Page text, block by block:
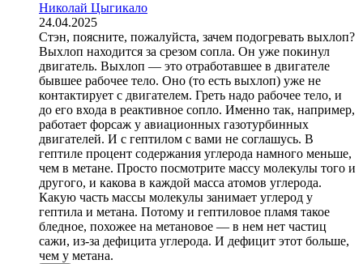
Николай Цыгикало
24.04.2025
Стэн, поясните, пожалуйста, зачем подогревать выхлоп?
Выхлоп находится за срезом сопла. Он уже покинул
двигатель. Выхлоп — это отработавшее в двигателе
бывшее рабочее тело. Оно (то есть выхлоп) уже не
контактирует с двигателем. Греть надо рабочее тело, и
до его входа в реактивное сопло. Именно так, например,
работает форсаж у авиационных газотурбинных
двигателей. И с гептилом с вами не соглашусь. В
гептиле процент содержания углерода намного меньше,
чем в метане. Просто посмотрите массу молекулы того и
другого, и какова в каждой масса атомов углерода.
Какую часть массы молекулы занимает углерод у
гептила и метана. Потому и гептиловое пламя такое
бледное, похожее на метановое — в нем нет частиц
сажи, из-за дефицита углерода. И дефицит этот больше,
чем у метана.